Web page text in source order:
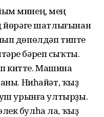
минең, мең
йөрәге шатлығынан
дөпөлдәп типте
бәреп сыҡты.
китте. Машина
Ниһайәт, ҡыҙ
урынға ултырҙы.
булһа ла, ҡыҙ